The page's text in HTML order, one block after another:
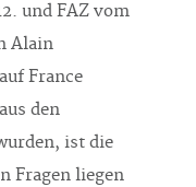
und FAZ vom
Alain
France
den
ist die
Fragen liegen